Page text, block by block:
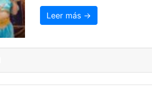
Leer más →